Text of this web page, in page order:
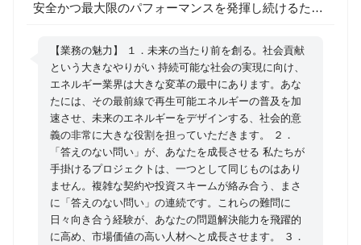
安全かつ最大限のパフォーマンスを発揮し続けるため
守る ・現場のパートナーであるO&M会社と密に連携
し、日々の安定稼働を支えます。 ・トラブル発生時に
は技術的な中心人物として、原因究明と対策の検討を
リードします。 ・各種契約や法令を遵守し、発電所運
営に関わるリスクを管理します。 ・アセットマネジャ
ー、投資家や行政など、事業関係者への正確な報告と
円滑なコミュニケーションを行います。 ●発電所の価
値を高める ・将来の安定稼働とコスト最適化を見据
え、戦略的な修繕計画と予算を策定します。 ・発電設
備の性能データを分析し、発電量をさらに向上させる
【業務の魅力】 １．未来の当たり前を創る。社会貢献
という大きなやりがい 持続可能な社会の実現に向け、
エネルギー業界は大きな変革の最中にあります。あな
たには、その最前線で再生可能エネルギーの普及を加
速させ、未来のエネルギーをデザインする、社会的意
義の非常に大きな役割を担っていただきます。 ２．
「答えのない問い」が、あなたを成長させる 私たちが
手掛けるプロジェクトは、一つとして同じものはあり
ません。複雑な契約や投資スキームが絡み合う、まさ
に「答えのない問い」の連続です。これらの難問に
日々向き合う経験が、あなたの問題解決能力を飛躍的
に高め、市場価値の高い人材へと成長させます。 ３．